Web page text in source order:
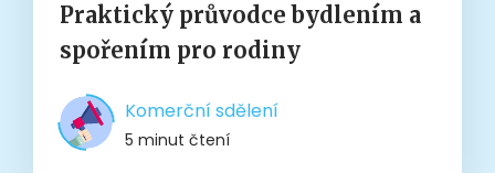
Praktický průvodce bydlením a
spořením pro rodiny
Komerční sdělení
5 minut čtení